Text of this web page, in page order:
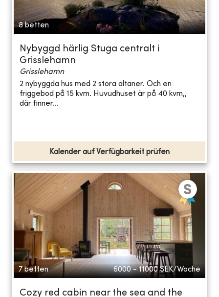
8 betten
Nybyggd härlig Stuga centralt i
Grisslehamn
Grisslehamn
2 nybyggda hus med 2 stora altaner. Och en
friggebod på 15 kvm. Huvudhuset är på 40 kvm,,
där finner...
Kalender auf Verfügbarkeit prüfen
7 betten 6000 - 11000 SEK/Woche
Cozy red cabin near the sea and the